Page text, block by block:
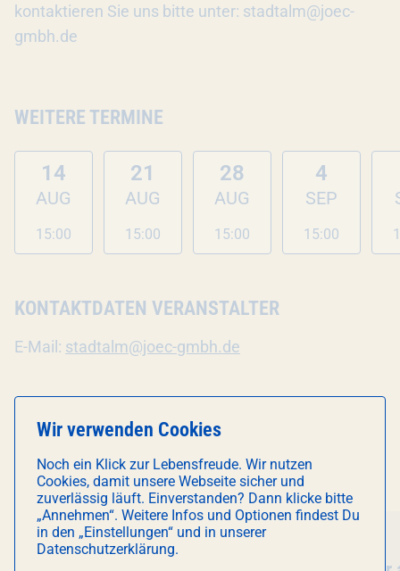
kontaktieren Sie uns bitte unter: stadtalm@joec-
gmbh.de
WEITERE TERMINE
14
AUG
15:00
21
AUG
15:00
28
AUG
15:00
4
SEP
15:00
KONTAKTDATEN VERANSTALTER
E-Mail: stadtalm@joec-gmbh.de
DAS KÖNNTE DICH AUCH
INTERESSIEREN
Essen & Trinken
Wir verwenden Cookies
Noch ein Klick zur Lebensfreude. Wir nutzen
Cookies, damit unsere Webseite sicher und
zuverlässig läuft. Einverstanden? Dann klicke bitte
„Annehmen“. Weitere Infos und Optionen findest Du
in den „Einstellungen“ und in unserer
Datenschutzerklärung.